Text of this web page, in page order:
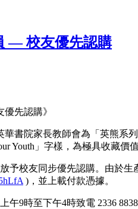
— 校友優先認購
先認購》
華書院家長教師會為「英熊系
Youth」字樣，為極具收藏價
予校友同步優先認購。由於生
)，並上載付款憑據。
午9時至下午4時致電 2336